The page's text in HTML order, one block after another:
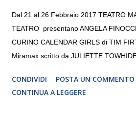
Dal 21 al 26 Febbraio 2017 TEATRO
TEATRO presentano ANGELA
CURINO CALENDAR GIRLS di TIM
Miramax scritto da JULIETTE
CRISTINA PEZZOLI
CONDIVIDI
POSTA UN COMMENTO
CONTINUA A LEGGERE